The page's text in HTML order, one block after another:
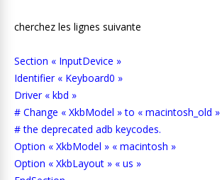
cherchez les lignes suivante
Section « InputDevice »
Identifier « Keyboard0 »
Driver « kbd »
# Change « XkbModel » to « macintosh_old
# the deprecated adb keycodes.
Option « XkbModel » « macintosh »
Option « XkbLayout » « us »